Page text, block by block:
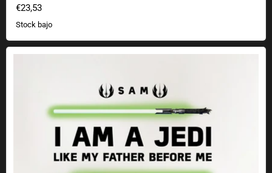
€23,53
Stock bajo